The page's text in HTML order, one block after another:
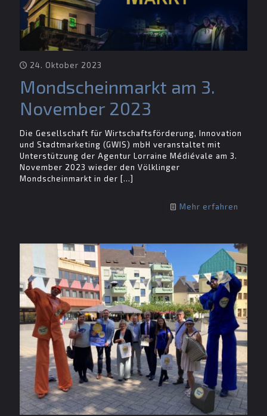
24. Oktober 2023
Mondscheinmarkt am 3.
November 2023
Die Gesellschaft für Wirtschaftsförderung, Innovation
und Stadtmarketing (GWIS) mbH veranstaltet mit
Unterstützung der Agentur Lorraine Médiévale am 3.
November 2023 wieder den Völklinger
Mondscheinmarkt in der […]
Mehr erfahren